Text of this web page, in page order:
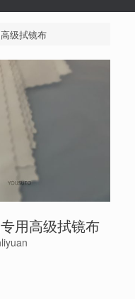
级拭镜布
用高级拭镜布